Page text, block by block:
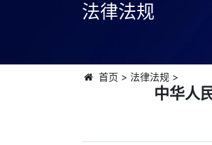
法律法规
首页 > 法律法规 >
中华人